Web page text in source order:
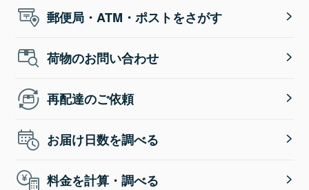
郵便局・ATM・ポストをさがす
荷物のお問い合わせ
再配達のご依頼
お届け日数を調べる
料金を計算・調べる